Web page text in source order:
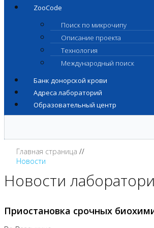
ZooCode
Поиск по микрочипу
Описание проекта
Технология
Международный поиск
Банк донорской крови
Адреса лабораторий
Образовательный центр
Главная страница
Новости
Новости
Приостановка срочных